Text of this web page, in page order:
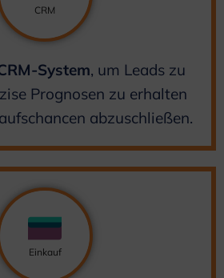
CRM
System, um Leads zu
Prognosen zu erhalten
abzuschließen.
Einkauf